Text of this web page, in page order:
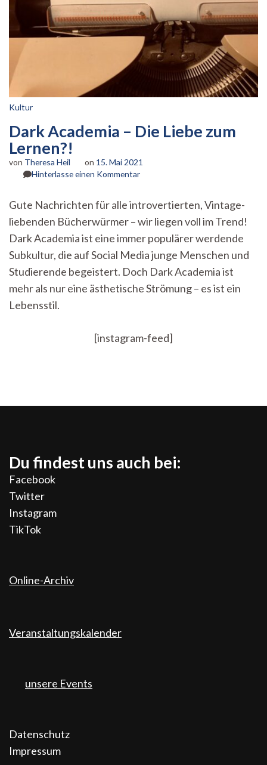
Kultur
Dark Academia – Die Liebe zum
Lernen?!
von Theresa Heil on 15. Mai 2021
Hinterlasse einen Kommentarzu
–
Die
zum
Lernen?!
Gute Nachrichten für alle introvertierten, Vintage-
liebenden Bücherwürmer – wir liegen voll im Trend!
Dark Academia ist eine immer populärer werdende
Subkultur, die auf Social Media junge Menschen und
Studierende begeistert. Doch Dark Academia ist
mehr als nur eine ästhetische Strömung – es ist ein
Lebensstil.
[instagram-feed]
Du findest uns auch bei:
Facebook
Twitter
Instagram
TikTok
Online-Archiv
Veranstaltungskalender
unsere Events
Datenschutz
Impressum